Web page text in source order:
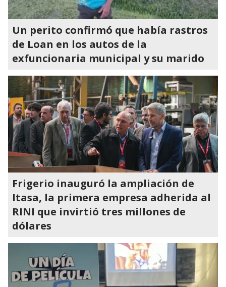
Un perito confirmó que había rastros
de Loan en los autos de la
exfuncionaria municipal y su marido
Frigerio inauguró la ampliación de
Itasa, la primera empresa adherida al
RINI que invirtió tres millones de
dólares